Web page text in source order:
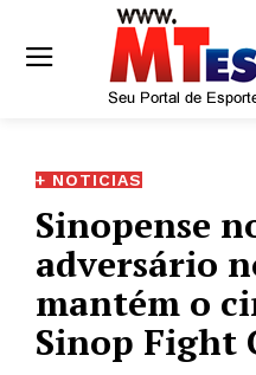
+ NOTICIAS
Sinopense
adversário
mantém o
Sinop Fight